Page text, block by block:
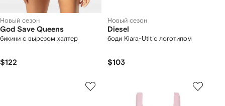
Новый сезон
God Save Queens
бикини с вырезом халтер
$122
Новый сезон
Diesel
боди Kiara-Utlt с логотипом
$103